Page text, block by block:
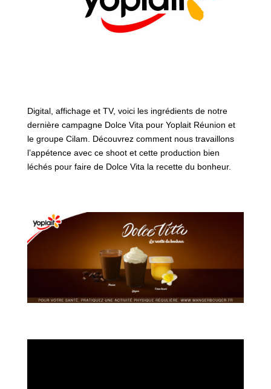
Digital, affichage et TV, voici les ingrédients de notre
dernière campagne Dolce Vita pour Yoplait Réunion et
le groupe Cilam. Découvrez comment nous travaillons
l’appétence avec ce shoot et cette production bien
léchés pour faire de Dolce Vita la recette du bonheur.